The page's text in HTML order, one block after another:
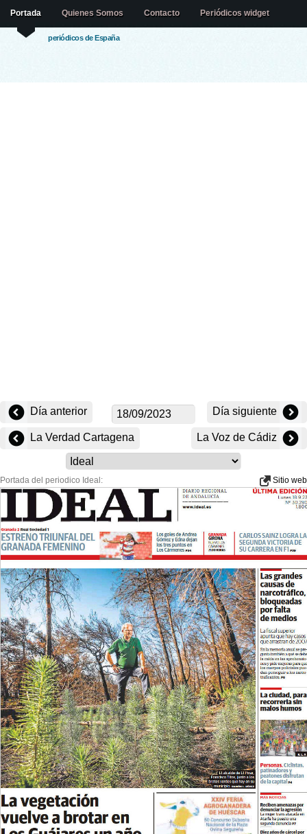
periódicos de España
Portada Quienes Somos Contacto Periódicos widget
Día anterior Día siguiente
La Verdad Cartagena La Voz de Cádiz
Portada del periodico Ideal: Sitio web